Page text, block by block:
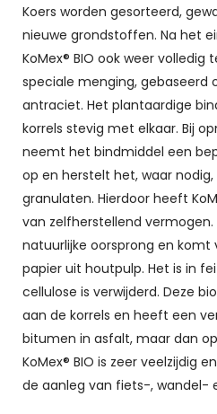
Koers worden gesorteerd,
nieuwe grondstoffen. Na het
KoMex® BIO ook weer volledig
speciale menging, gebaseerd
antraciet. Het plantaardige
korrels stevig met elkaar. Bij
neemt het bindmiddel een
op en herstelt het, waar
granulaten. Hierdoor heeft
van zelfherstellend
natuurlijke oorsprong en komt
papier uit houtpulp. Het is in
cellulose is verwijderd. Deze
aan de korrels en heeft een
bitumen in asfalt, maar dan
KoMex® BIO is zeer veelzijdig
de aanleg van fiets-, wandel-